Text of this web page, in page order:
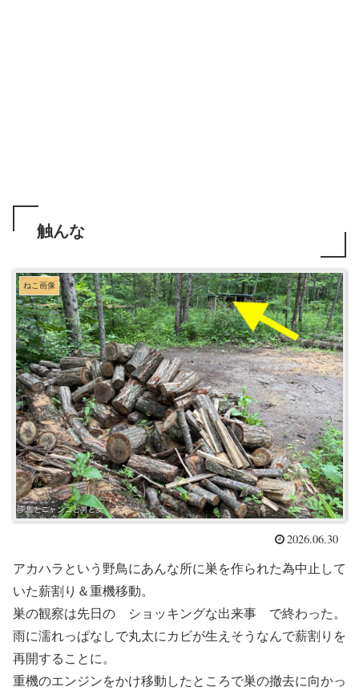
触んな
ねこ画像
2026.06.30
アカハラという野鳥にあんな所に巣を作られた為中止して
いた薪割り＆重機移動。
巣の観察は先日の ショッキングな出来事 で終わった。
雨に濡れっぱなしで丸太にカビが生えそうなんで薪割りを
再開することに。
重機のエンジンをかけ移動したところで巣の撤去に向かっ